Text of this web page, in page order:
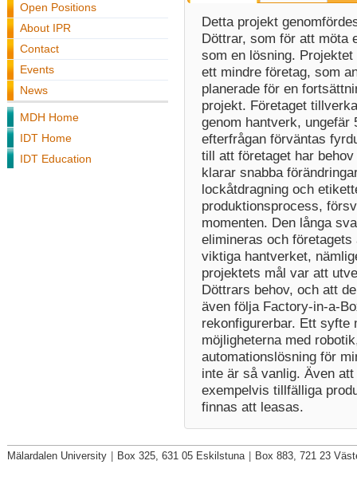
Open Positions
About IPR
Contact
Events
News
MDH Home
IDT Home
IDT Education
Detta projekt
Döttrar, som för att möta
som en lösning. Projektet
ett mindre företag, som
planerade för en
projekt. Företaget
genom hantverk, ungefär
efterfrågan förväntas
till att företaget har
klarar snabba
lockåtdragning och
produktionsprocess,
momenten. Den långa
elimineras och
viktiga hantverket,
projektets mål var att
Döttrars behov, och att
även följa Factory-in-a-
rekonfigurerbar. Ett syfte
möjligheterna med
automationslösning för
inte är så vanlig. Även
exempelvis tillfälliga
finnas att leasas.
Mälardalen University Box 325, 631 05 Eskilstuna Box 883, 721 23